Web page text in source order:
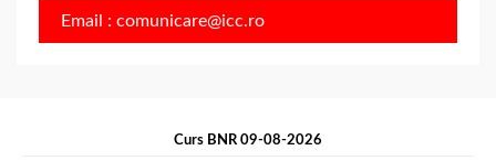
Email : comunicare@icc.ro
Curs BNR 09-08-2026